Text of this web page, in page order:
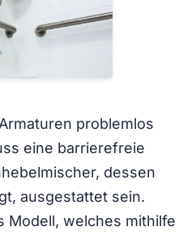
problemlos
eine barrierefreie
dessen
ausgestattet sein.
Modell, welches mithilfe